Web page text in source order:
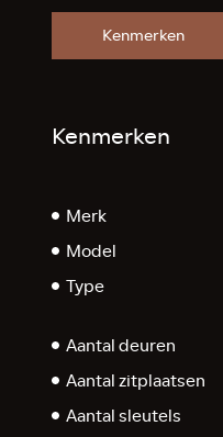
Kenmerken
Kenmerken
Merk
Model
Type
Aantal deuren
Aantal zitplaatsen
Aantal sleutels